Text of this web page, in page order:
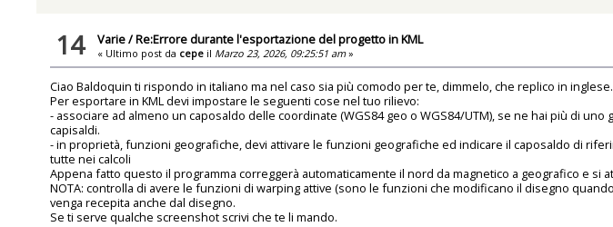
14 Varie/Re:Errore durante l'esportazione del progetto in KML
« Ultimo post da cepe il Marzo 23, 2026, 09:25:51 am»
Ciao Baldoquin ti rispondo in italiano ma nel caso sia più comodo per te, dimmelo, che replico in inglese.
Per esportare in KML devi impostare le seguenti cose nel tuo rilievo:
- associare ad almeno un caposaldo delle coordinate (WGS84 geo o WGS84/UTM), se ne hai più di
capisaldi.
- in proprietà, funzioni geografiche, devi attivare le funzioni geografiche ed indicare il caposaldo di
tutte nei calcoli
Appena fatto questo il programma correggerà automaticamente il nord da magnetico a geografico e si
NOTA: controlla di avere le funzioni di warping attive (sono le funzioni che modificano il disegno
venga recepita anche dal disegno.
Se ti serve qualche screenshot scrivi che te li mando.